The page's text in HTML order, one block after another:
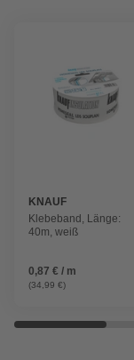
KNAUF
Klebeband, Länge:
40m, weiß
0,87 € / m
(34,99 €)